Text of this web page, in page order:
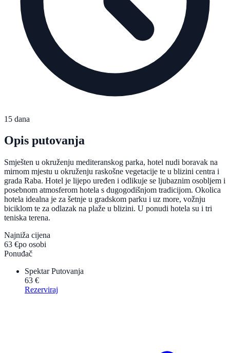
15 dana
Opis putovanja
Smješten u okruženju mediteranskog parka, hotel nudi boravak na
mirnom mjestu u okruženju raskošne vegetacije te u blizini centra i
grada Raba. Hotel je lijepo uređen i odlikuje se ljubaznim osobljem i
posebnom atmosferom hotela s dugogodišnjom tradicijom. Okolica
hotela idealna je za šetnje u gradskom parku i uz more, vožnju
biciklom te za odlazak na plaže u blizini. U ponudi hotela su i tri
teniska terena.
Najniža cijena
63 €po osobi
Ponuđač
Spektar Putovanja
63 €
Rezerviraj